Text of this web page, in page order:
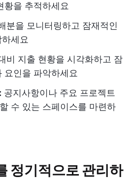
황을 추적하세요
분을 모니터링하고 잠재적인
세요
비 지출 현황을 시각화하고 잠
요인을 파악하세요
: 공지사항이나 주요 프로젝트
수 있는 스페이스를 마련하
정기적으로 관리하